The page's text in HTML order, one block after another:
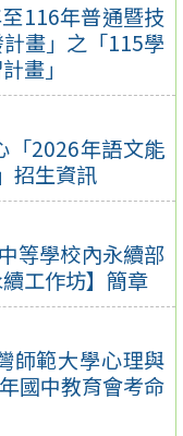
116年普通暨技
畫」之「115學
畫」
「2026年語文能
招生資訊
等學校內永續部
工作坊】簡章
師範大學心理與
國中教育會考命